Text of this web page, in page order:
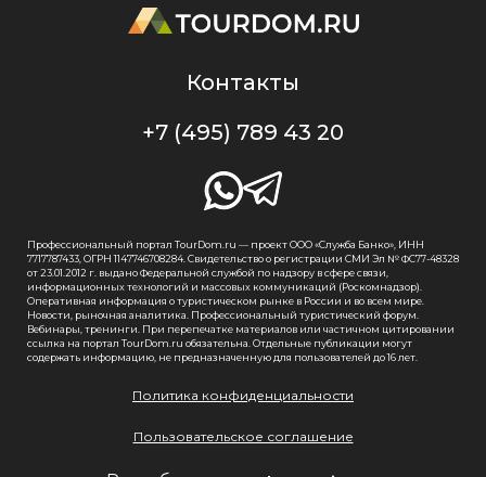
Контакты
+7 (495) 789 43 20
Профессиональный портал TourDom.ru — проект ООО «Служба Банко», ИНН
7717787433, ОГРН 1147746708284. Свидетельство о регистрации СМИ Эл № ФС77-48328
от 23.01.2012 г. выдано Федеральной службой по надзору в сфере связи,
информационных технологий и массовых коммуникаций (Роскомнадзор).
Оперативная информация о туристическом рынке в России и во всем мире.
Новости, рыночная аналитика. Профессиональный туристический форум.
Вебинары, тренинги. При перепечатке материалов или частичном цитировании
ссылка на портал TourDom.ru обязательна. Отдельные публикации могут
содержать информацию, не предназначенную для пользователей до 16 лет.
Политика конфиденциальности
Пользовательское соглашение